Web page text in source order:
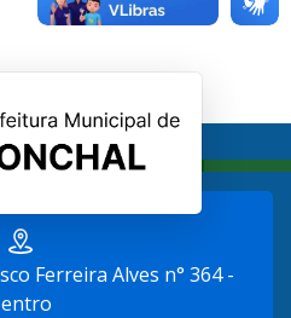
Ferreira Alves n° 364 -